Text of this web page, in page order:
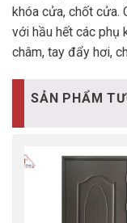
khóa cửa, chốt cửa.
với hầu hết các phụ
châm, tay đẩy hơi,
SẢN PHẨM